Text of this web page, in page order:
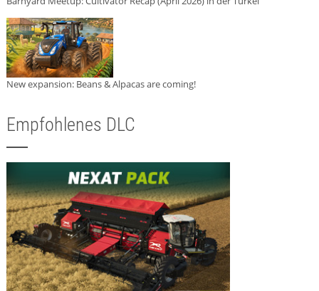
New expansion: Beans & Alpacas are coming!
Empfohlenes DLC